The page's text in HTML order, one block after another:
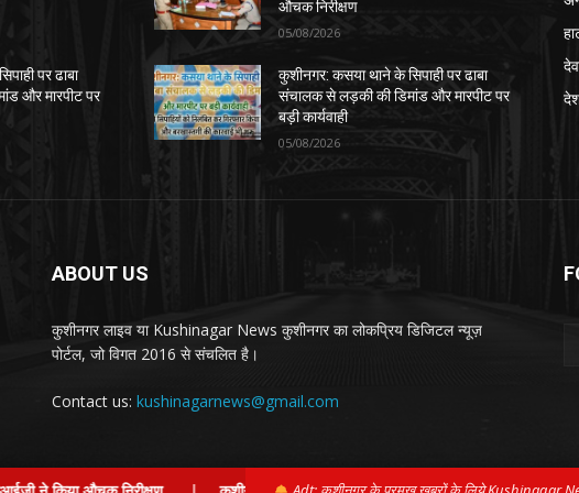
पर ढाबा
और मारपीट पर
औचक निरीक्षण
05/08/2026
कुशीनगर: कसया थाने के सिपाही पर ढाबा
संचालक से लड़की की डिमांड और मारपीट पर
बड़ी कार्यवाही
05/08/2026
ABOUT US
कुशीनगर लाइव या Kushinagar News कुशीनगर का लोकप्रिय डिजिटल न्यूज़
पोर्टल, जो विगत 2016 से संचलित है।
Contact us: kushinagarnews@gmail.com